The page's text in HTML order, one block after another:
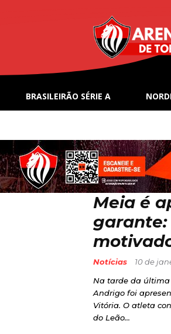
BRASILEIRÃO SÉRIE A
Heider Mota- Page
Meia é
garante:
Notícias
10 de
Na tarde da
Andrigo foi
Vitória. O atleta
do Leão...